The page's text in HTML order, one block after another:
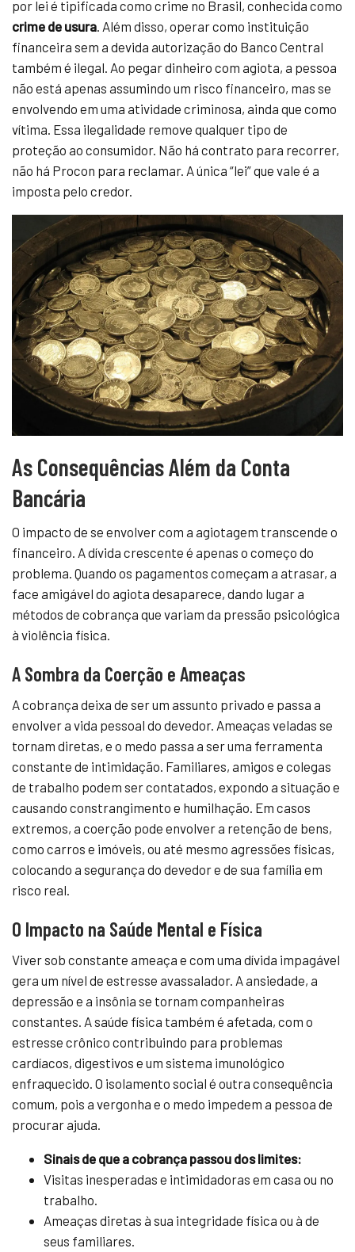
por lei é tipificada como crime no Brasil, conhecida como
crime de usura. Além disso, operar como instituição
financeira sem a devida autorização do Banco Central
também é ilegal. Ao pegar dinheiro com agiota, a pessoa
não está apenas assumindo um risco financeiro, mas se
envolvendo em uma atividade criminosa, ainda que como
vítima. Essa ilegalidade remove qualquer tipo de
proteção ao consumidor. Não há contrato para recorrer,
não há Procon para reclamar. A única “lei” que vale é a
imposta pelo credor.
As Consequências Além da Conta
Bancária
O impacto de se envolver com a agiotagem transcende o
financeiro. A dívida crescente é apenas o começo do
problema. Quando os pagamentos começam a atrasar, a
face amigável do agiota desaparece, dando lugar a
métodos de cobrança que variam da pressão psicológica
à violência física.
A Sombra da Coerção e Ameaças
A cobrança deixa de ser um assunto privado e passa a
envolver a vida pessoal do devedor. Ameaças veladas se
tornam diretas, e o medo passa a ser uma ferramenta
constante de intimidação. Familiares, amigos e colegas
de trabalho podem ser contatados, expondo a situação e
causando constrangimento e humilhação. Em casos
extremos, a coerção pode envolver a retenção de bens,
como carros e imóveis, ou até mesmo agressões físicas,
colocando a segurança do devedor e de sua família em
risco real.
O Impacto na Saúde Mental e Física
Viver sob constante ameaça e com uma dívida impagável
gera um nível de estresse avassalador. A ansiedade, a
depressão e a insônia se tornam companheiras
constantes. A saúde física também é afetada, com o
estresse crônico contribuindo para problemas
cardíacos, digestivos e um sistema imunológico
enfraquecido. O isolamento social é outra consequência
comum, pois a vergonha e o medo impedem a pessoa de
procurar ajuda.
Sinais de que a cobrança passou dos limites:
Visitas inesperadas e intimidadoras em casa ou no
trabalho.
Ameaças diretas à sua integridade física ou à de
seus familiares.